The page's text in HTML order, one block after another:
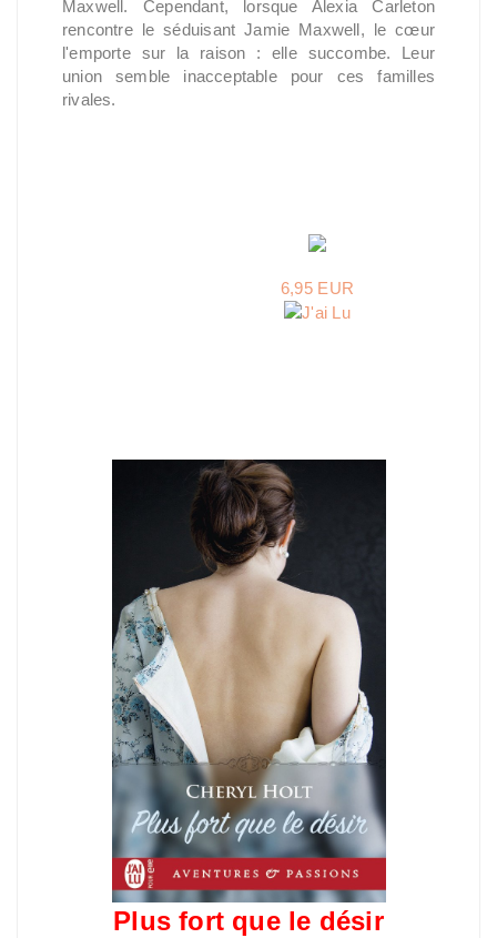
Maxwell. Cependant, lorsque Alexia Carleton
rencontre le séduisant Jamie Maxwell, le cœur
l'emporte sur la raison : elle succombe. Leur
union semble inacceptable pour ces familles
rivales.
6,95 EUR
Plus fort que le désir